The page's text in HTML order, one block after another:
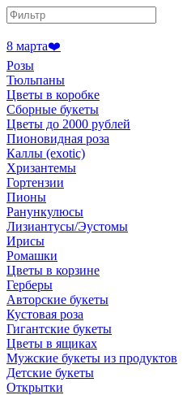
8 марта❤️
Розы
Тюльпаны
Цветы в коробке
Сборные букеты
Цветы до 2000 рублей
Пионовидная роза
Каллы (exotic)
Хризантемы
Гортензии
Пионы
Ранункулюсы
Лизиантусы/Эустомы
Ирисы
Ромашки
Цветы в корзине
Герберы
Авторские букеты
Кустовая роза
Гигантские букеты
Цветы в ящиках
Мужские букеты из продуктов
Детские букеты
Открытки